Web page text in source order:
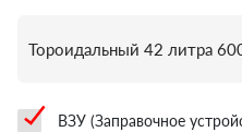
ВЗУ (Заправочное